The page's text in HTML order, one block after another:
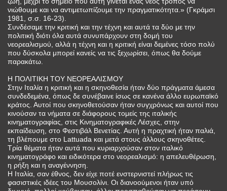
νιώθουμε και να αντιμετωπίζουμε την πραγματικότητα.» (Γκράμσι
1981, σ.σ. 16-23).
Συνδέσαμε την κριτική και την τέχνη και αυτά τα δύο με την
πολιτική διότι όλα αυτά συνυπάρχουν στη δομή του
νεορεαλισμού, αλλά η τέχνη και η κριτική είναι δεμένες τόσο πολύ
που δύσκολα μπορεί κανείς να τις ξεχωρίσει, όπως θα δούμε
παρακάτω.
Η ΠΟΛΙΤΙΚΗ ΤΟΥ ΝΕΟΡΕΑΛΙΣΜΟΥ
Στην Ιταλία η κριτική και η σκηνοθεσία ήταν δύο πράγματα άμεσα
συνδεδεμένα, όπως δε συνέβαινε ίσως σε κανένα άλλο ευρωπαϊκό
κράτος. Αυτοί που σκηνοθετούσαν ήταν συγχρόνως και αυτοί που
κινούσαν τα νήματα σε διάφορους τομείς της ιταλικής
κινηματογραφίας, στις Κινηματογραφικές Λέσχες, στην
εκπαίδευση, στο Φεστιβάλ Βενετίας. Αυτή η πραχτική ήταν παλιά,
τη βλέπουμε στο Lattuada και μετά στους άλλους σκηνοθέτες.
Τρία θέματα ήταν αυτά που κυριαρχούσαν στον ιταλικό
κινηματογράφο και ειδικότερα στο νεορεαλισμό: η απελευθέρωση,
η ρήξη και η αναγέννηση.
Η Ιταλία, σαν έθνος, δεν είχε ποτέ ενστερνιστεί πλήρως τις
φασιστικές ιδέες του Μουσολίνι. Οι διανοούμενοι ήταν υπό